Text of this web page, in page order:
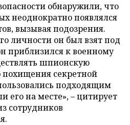
обнаружили, что
неоднократно появлялся
вызывая подозрения.
личности он был взят под
приблизился к военному
шпионскую
похищения секретной
подходящим
его на месте», – цитирует
сотрудников